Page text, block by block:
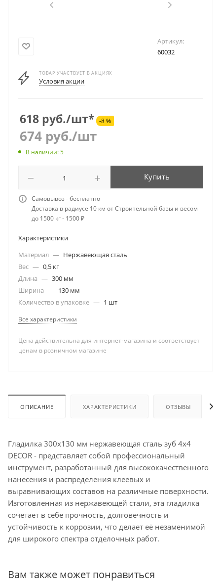
Артикул:
60032
ТОВАР УЧАСТВУЕТ В АКЦИЯХ
Условия акции
618 руб./шт* -8 %
674 руб./шт
В наличии: 5
Купить
Самовывоз - бесплатно
Доставка в радиусе 10 км от Строительной базы и весом
до 1500 кг - 1500 ₽
Характеристики
Материал — Нержавеющая сталь
Вес — 0,5 кг
Длина — 300 мм
Ширина — 130 мм
Количество в упаковке — 1 шт
Все характеристики
Цена действительна для интернет-магазина и соответствует
ценам в розничном магазине
ОПИСАНИЕ ХАРАКТЕРИСТИКИ ОТЗЫВЫ
Гладилка 300х130 мм нержавеющая сталь зуб 4х4
DECOR - представляет собой профессиональный
инструмент, разработанный для высококачественного
нанесения и распределения клеевых и
выравнивающих составов на различные поверхности.
Изготовленная из нержавеющей стали, эта гладилка
сочетает в себе прочность, долговечность и
устойчивость к коррозии, что делает её незаменимой
для широкого спектра отделочных работ.
Вам также может понравиться